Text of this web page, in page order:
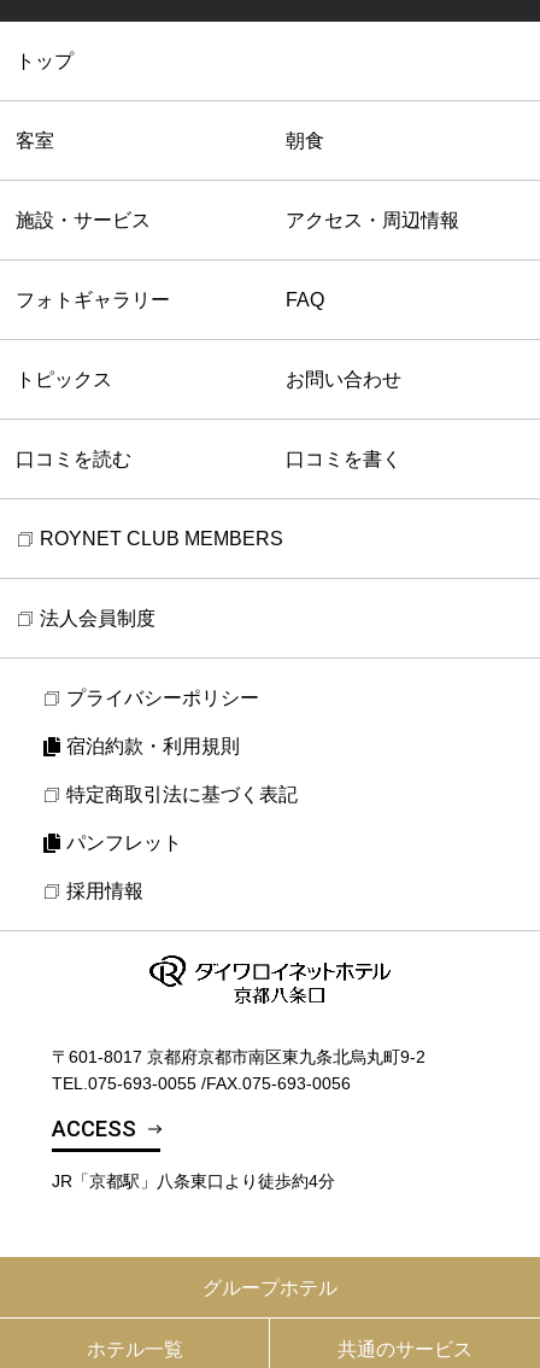
トップ
客室 朝食
施設・サービス アクセス・周辺情報
フォトギャラリー FAQ
トピックス お問い合わせ
口コミを読む 口コミを書く
ROYNET CLUB MEMBERS
法人会員制度
プライバシーポリシー
宿泊約款・利用規則
特定商取引法に基づく表記
パンフレット
採用情報
〒601-8017 京都府京都市南区東九条北烏丸町9-2
TEL. 075-693-0055 /FAX.075-693-0056
ACCESS
JR「京都駅」八条東口より徒歩約4分
グループホテル
ホテル一覧 共通のサービス